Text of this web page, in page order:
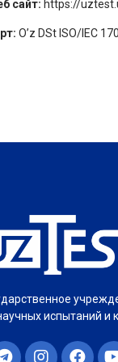
сайт: https://
O’z DSt ISO/IEC
испытаний и